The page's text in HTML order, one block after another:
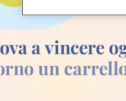
identificati) su questo sito
misurare e ottimizzare il
Puoi trovare maggiori
collegata nel piè di pagina
qualsiasi momento con
collegata nel piè di pagina.
periodo di conservazione,
"modifica" di seguito".